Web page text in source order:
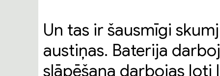
Un tas ir šausmīgi
austiņas. Baterija
slāpēšana darbojas ļoti